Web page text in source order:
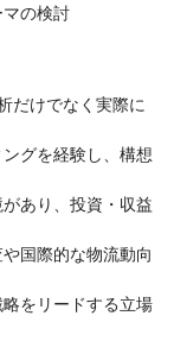
マの検討
だけでなく実際に
グを経験し、構想
あり、投資・収益
国際的な物流動向
をリードする立場